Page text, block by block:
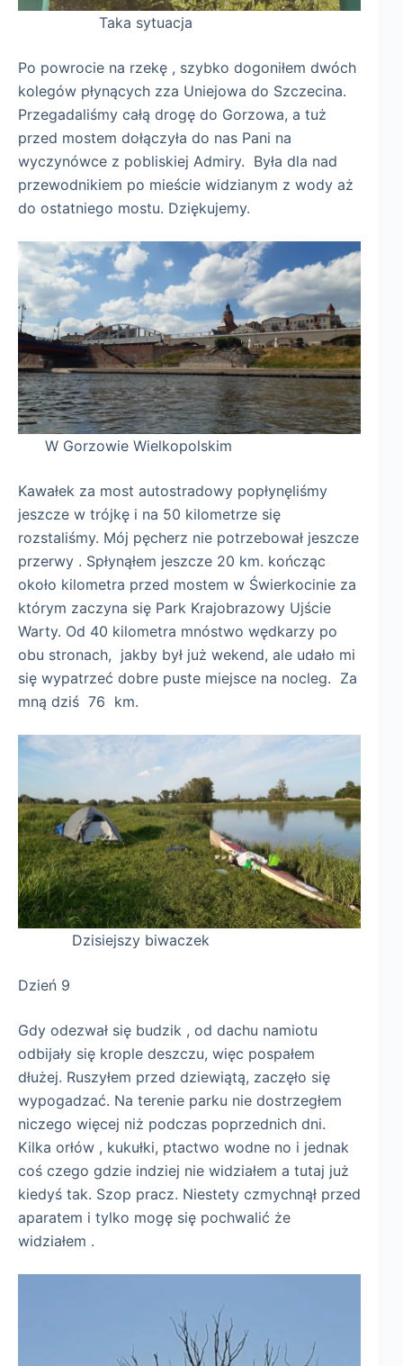
Taka sytuacja
Po powrocie na rzekę , szybko dogoniłem dwóch
kolegów płynących zza Uniejowa do Szczecina.
Przegadaliśmy całą drogę do Gorzowa, a tuż
przed mostem dołączyła do nas Pani na
wyczynówce z pobliskiej Admiry. Była dla nad
przewodnikiem po mieście widzianym z wody aż
do ostatniego mostu. Dziękujemy.
W Gorzowie Wielkopolskim
Kawałek za most autostradowy popłynęliśmy
jeszcze w trójkę i na 50 kilometrze się
rozstaliśmy. Mój pęcherz nie potrzebował jeszcze
przerwy . Spłynąłem jeszcze 20 km. kończąc
około kilometra przed mostem w Świerkocinie za
którym zaczyna się Park Krajobrazowy Ujście
Warty. Od 40 kilometra mnóstwo wędkarzy po
obu stronach, jakby był już wekend, ale udało mi
się wypatrzeć dobre puste miejsce na nocleg. Za
mną dziś 76 km.
Dzisiejszy biwaczek
Dzień 9
Gdy odezwał się budzik , od dachu namiotu
odbijały się krople deszczu, więc pospałem
dłużej. Ruszyłem przed dziewiątą, zaczęło się
wypogadzać. Na terenie parku nie dostrzegłem
niczego więcej niż podczas poprzednich dni.
Kilka orłów , kukułki, ptactwo wodne no i jednak
coś czego gdzie indziej nie widziałem a tutaj już
kiedyś tak. Szop pracz. Niestety czmychnął przed
aparatem i tylko mogę się pochwalić że
widziałem .